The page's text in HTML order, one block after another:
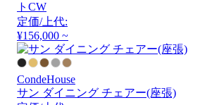
トCW
定価/上代:
¥156,000 ~
CondeHouse
サン ダイニング チェアー(座張)